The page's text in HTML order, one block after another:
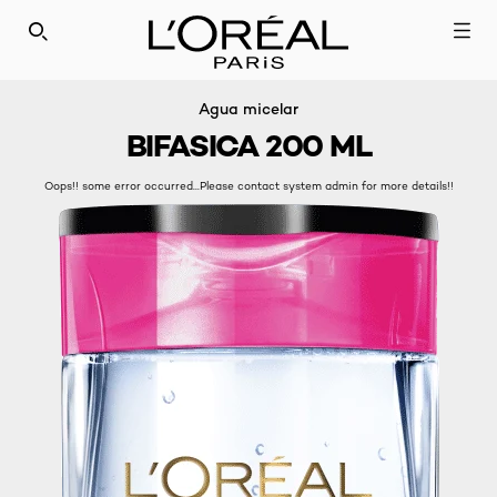
SEARCH THIS SITE
Agua micelar
BIFASICA 200 ML
Oops!! some error occurred...Please contact system admin for more details!!